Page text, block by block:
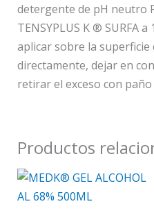
detergente de pH neutro
TENSYPLUS K ® SURFA
aplicar sobre la
directamente, dejar en
retirar el exceso con
Productos